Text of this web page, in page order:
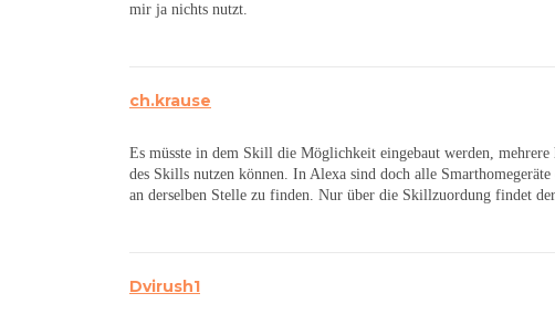
mir ja nichts nutzt.
ch.krause
Es müsste in dem Skill die Möglichkeit eingebaut werden, mehrere
des Skills nutzen können. In Alexa sind doch alle
an derselben Stelle zu finden. Nur über die Skillzuordung findet
Dvirush1